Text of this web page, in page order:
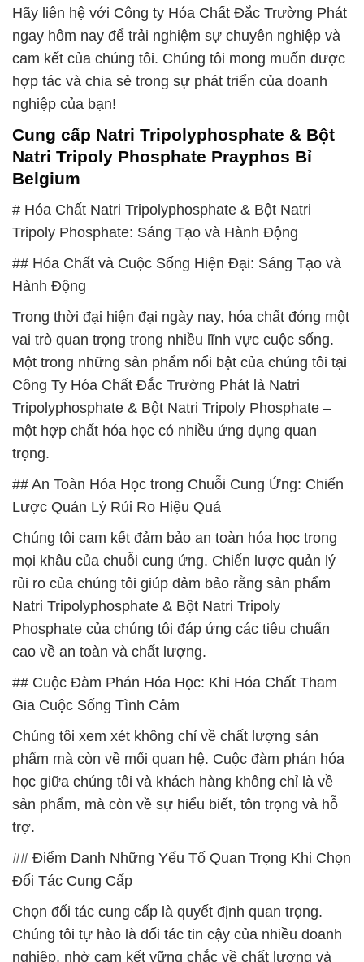
Hãy liên hệ với Công ty Hóa Chất Đắc Trường Phát
ngay hôm nay để trải nghiệm sự chuyên nghiệp và
cam kết của chúng tôi. Chúng tôi mong muốn được
hợp tác và chia sẻ trong sự phát triển của doanh
nghiệp của bạn!
Cung cấp Natri Tripolyphosphate & Bột
Natri Tripoly Phosphate Prayphos Bỉ
Belgium
# Hóa Chất Natri Tripolyphosphate & Bột Natri
Tripoly Phosphate: Sáng Tạo và Hành Động
## Hóa Chất và Cuộc Sống Hiện Đại: Sáng Tạo và
Hành Động
Trong thời đại hiện đại ngày nay, hóa chất đóng một
vai trò quan trọng trong nhiều lĩnh vực cuộc sống.
Một trong những sản phẩm nổi bật của chúng tôi tại
Công Ty Hóa Chất Đắc Trường Phát là Natri
Tripolyphosphate & Bột Natri Tripoly Phosphate –
một hợp chất hóa học có nhiều ứng dụng quan
trọng.
## An Toàn Hóa Học trong Chuỗi Cung Ứng: Chiến
Lược Quản Lý Rủi Ro Hiệu Quả
Chúng tôi cam kết đảm bảo an toàn hóa học trong
mọi khâu của chuỗi cung ứng. Chiến lược quản lý
rủi ro của chúng tôi giúp đảm bảo rằng sản phẩm
Natri Tripolyphosphate & Bột Natri Tripoly
Phosphate của chúng tôi đáp ứng các tiêu chuẩn
cao về an toàn và chất lượng.
## Cuộc Đàm Phán Hóa Học: Khi Hóa Chất Tham
Gia Cuộc Sống Tình Cảm
Chúng tôi xem xét không chỉ về chất lượng sản
phẩm mà còn về mối quan hệ. Cuộc đàm phán hóa
học giữa chúng tôi và khách hàng không chỉ là về
sản phẩm, mà còn về sự hiểu biết, tôn trọng và hỗ
trợ.
## Điểm Danh Những Yếu Tố Quan Trọng Khi Chọn
Đối Tác Cung Cấp
Chọn đối tác cung cấp là quyết định quan trọng.
Chúng tôi tự hào là đối tác tin cậy của nhiều doanh
nghiệp, nhờ cam kết vững chắc về chất lượng và